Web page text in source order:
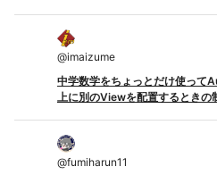
@imaizume
中学数学をちょっとだけ使って
上に別のViewを配置するときの
@fumiharun11